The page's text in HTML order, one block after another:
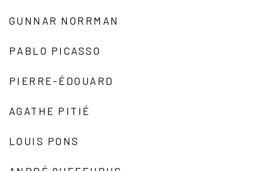
GUNNAR NORRMAN
PABLO PICASSO
PIERRE-ÉDOUARD
AGATHE PITIÉ
LOUIS PONS